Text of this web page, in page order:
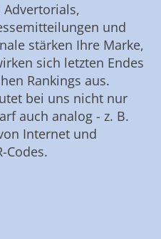
Advertorials,
und
stärken Ihre Marke,
sich letzten Endes
Rankings aus.
bei uns nicht nur
auch analog - z. B.
Internet und
Codes.